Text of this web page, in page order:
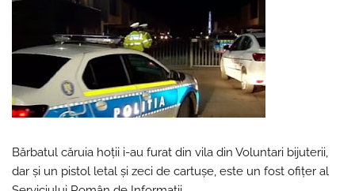
Bărbatul căruia hoții i-au furat din vila din Voluntari bijuterii,
dar și un pistol letal și zeci de cartușe, este un fost ofițer al